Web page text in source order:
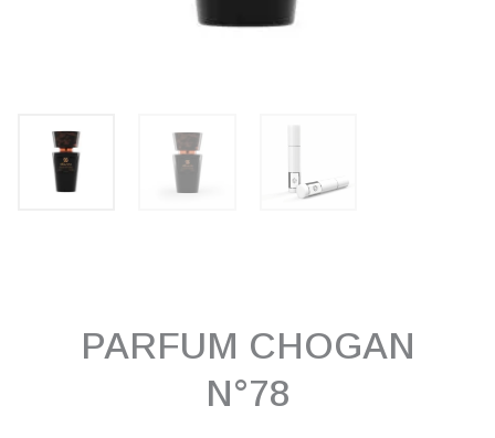
PARFUM CHOGAN
N°78